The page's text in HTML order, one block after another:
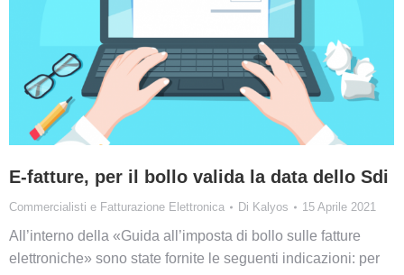
E-fatture, per il bollo valida la data dello Sdi
Commercialisti e Fatturazione Elettronica Di Kalyos 15 Aprile 2021
All’interno della «Guida all’imposta di bollo sulle fatture
elettroniche» sono state fornite le seguenti indicazioni: per